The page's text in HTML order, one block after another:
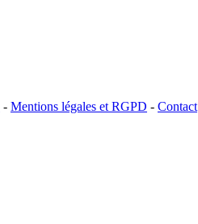
- Mentions légales et RGPD - Contact